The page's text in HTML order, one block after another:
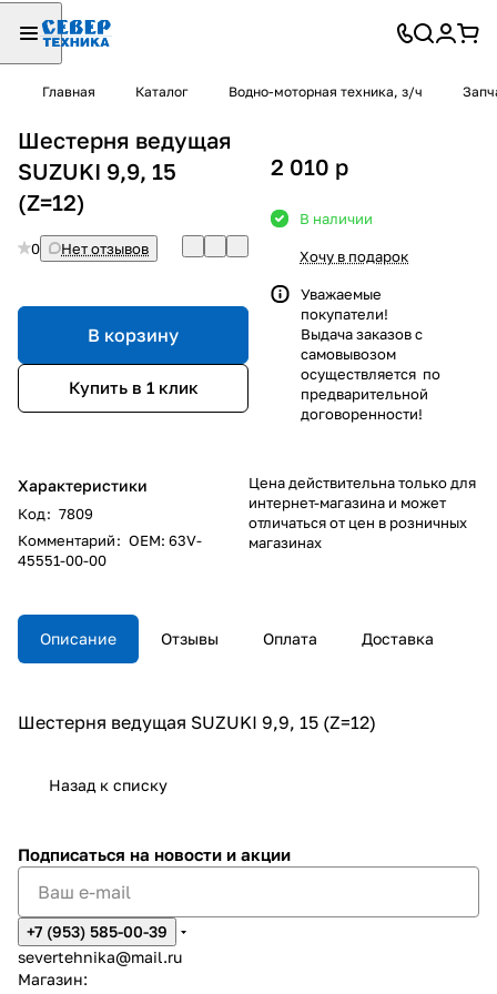
Главная Каталог Водно-моторная техника, з/ч
Шестерня ведущая
SUZUKI 9,9, 15
(Z=12)
0 Нет отзывов
В корзину
Купить в 1 клик
Характеристики
Код: 7809
Комментарий: OEM: 63V-
45551-00-00
2 010 p
В наличии
Хочу в подарок
Уважаемые
покупатели!
Выдача заказов с
самовывозом
осуществляется по
предварительной
договоренности!
Цена действительна только для
интернет-магазина и может
отличаться от цен в розничных
магазинах
Описание Отзывы Оплата Доставка
Шестерня ведущая SUZUKI 9,9, 15 (Z=12)
Назад к списку
Подписаться на новости и акции
+7 (953) 585-00-39
severtehnika@mail.ru
Магазин: